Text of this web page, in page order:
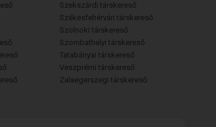
Szekszárdi társkereső
Székesfehérvári társkereső
Szolnoki társkereső
Szombathelyi társkereső
Tatabányai társkereső
Veszprémi társkereső
Zalaegerszegi társkereső